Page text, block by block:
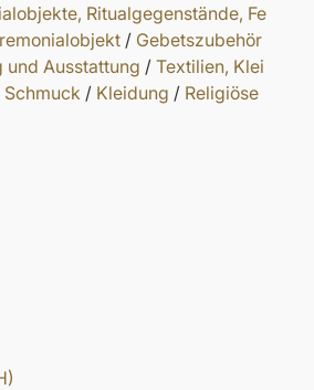
Ritualgegenstände, Fe
/ Gebetszubehör
und Ausstattung / Textilien, Klei
/ Kleidung / Religiöse